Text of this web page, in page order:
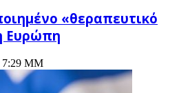
«θεραπευτικό
Ευρώπη
7:29 ΜΜ